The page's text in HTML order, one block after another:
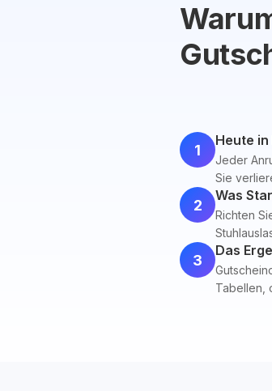
1
Heute
Jeder
Sie
2
Was
Richten
3
Das
Tabellen,